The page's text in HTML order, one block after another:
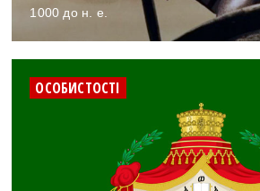
1000 до н. е.
ОСОБИСТОСТІ